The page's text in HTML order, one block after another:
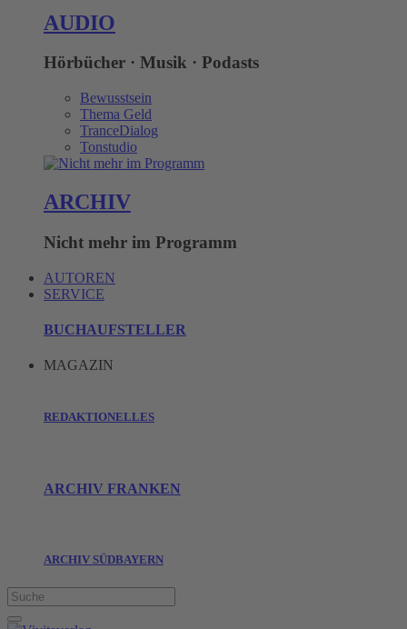
AUDIO
Hörbücher · Musik · Podasts
Bewusstsein
Thema Geld
TranceDialog
Tonstudio
ARCHIV
Nicht mehr im Programm
AUTOREN
SERVICE
BUCHAUFSTELLER
MAGAZIN
REDAKTIONELLES
ARCHIV FRANKEN
ARCHIV SÜDBAYERN